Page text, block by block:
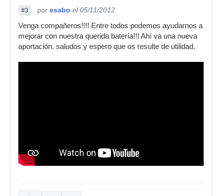
#3 por esabo el 05/11/2012
Venga compañeros!!!! Entre todos podemos ayudarnos a
mejorar con nuestra querida batería!!! Ahí va una nueva
aportación. saludos y espero que os resulte de utilidad.